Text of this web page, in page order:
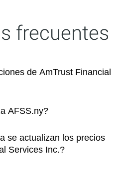
frecuentes
de AmTrust Financial
AFSS.ny?
se actualizan los precios
Services Inc.?